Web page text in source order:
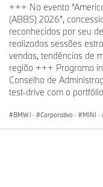
+++ No evento
(ABBS) 2026”,
reconhecidos por seu
realizadas sessões
vendas, tendências de
região +++ Programa
Conselho de
test-drive com o
BMW i · Corporativo · MINI ·